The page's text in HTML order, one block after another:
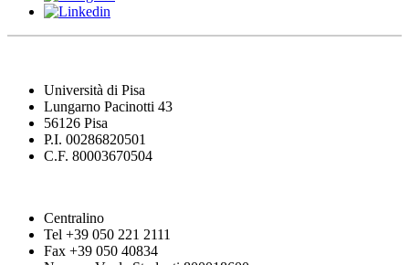
Università di Pisa
Lungarno Pacinotti 43
56126 Pisa
P.I. 00286820501
C.F. 80003670504
Centralino
Tel +39 050 221 2111
Fax +39 050 40834